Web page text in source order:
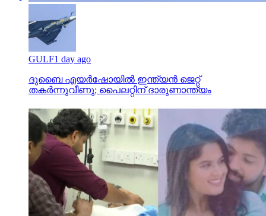
GULF1 day ago
ദുബൈ എയര്‍ഷോയില്‍ ഇന്ത്യന്‍ ജെറ്റ്
തകര്‍ന്നുവീണു; പൈലറ്റിന് ദാരുണാന്ത്യം